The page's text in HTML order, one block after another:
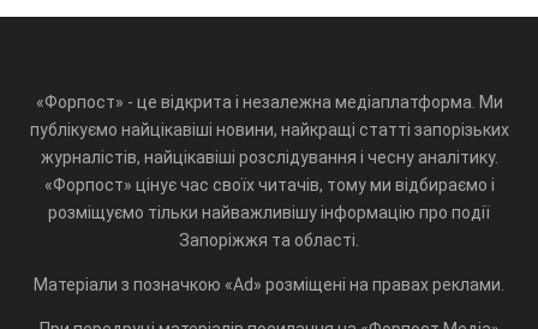
«Форпост» - це відкрита і незалежна медіаплатформа. Ми
публікуємо найцікавіші новини, найкращі статті запорізьких
журналістів, найцікавіші розслідування і чесну аналітику.
«Форпост» цінує час своїх читачів, тому ми відбираємо і
розміщуємо тільки найважливішу інформацію про події
Запоріжжя та області.
Матеріали з позначкою «Ad» розміщені на правах реклами.